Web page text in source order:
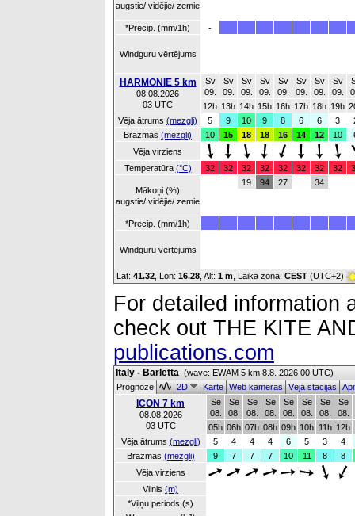
augstie/ vidējie/ zemie
*Precip. (mm/1h) -
Windguru vērtējums
HARMONIE 5 km
08.08.2026
03 UTC
Sv
09.
Sv
09.
Sv
09.
Sv
09.
Sv
09.
Sv
09.
Sv
09.
Sv
09.
12h 13h 14h 15h 16h 17h 18h 19h
Vēja ātrums (mezgli) 5 9 10 9 8 6 6 3
Brāzmas (mezgli) 10 15 18 18 16 14 12 10
Vēja virziens
Temperatūra (°C) 32 32 32 32 32 32 32 32
Mākoņi (%)
augstie/ vidējie/ zemie
19 94 27 34
*Precip. (mm/1h)
Windguru vērtējums
Lat: 41.32 , Lon: 16.28 Alt: 1 m , Laika zona: CEST (UTC+2)
For detailed information
check out THE KITE
publications.com
Italy - Barletta (wave: EWAM 5 km 8.8. 2026 00 UTC)
Prognoze
2D KarteWeb kamerasVēja stacijas
ICON 7 km
08.08.2026
03 UTC
Se
08.
Se
08.
Se
08.
Se
08.
Se
08.
Se
08.
Se
08.
Se
08.
05h 06h 07h 08h 09h 10h 11h 12h
Vēja ātrums (mezgli) 5 4 4 4 6 5 3
4
Brāzmas (mezgli) 9 7 7 7 10 11 8
8
Vēja virziens
Vilnis (m)
*Viļņu periods (s)